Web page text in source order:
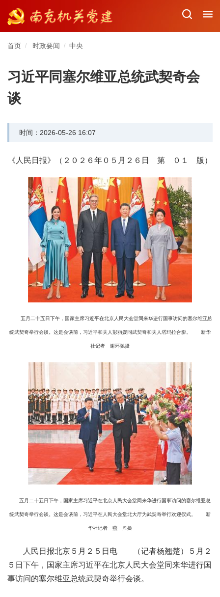
首页 / 时政要闻 / 中央
习近平同塞尔维亚总统武契奇会
谈
时间：2026-05-26 16:07
《人民日报》（２０２６年０５月２６日 第 ０１ 版）
五月二十五日下午，国家主席习近平在北京人民大会堂同来华进行国事访问的塞尔维亚总
统武契奇举行会谈。这是会谈前，习近平和夫人彭丽媛同武契奇和夫人塔玛拉合影。 新华
社记者 谢环驰摄
五月二十五日下午，国家主席习近平在北京人民大会堂同来华进行国事访问的塞尔维亚总
统武契奇举行会谈。这是会谈前，习近平在人民大会堂北大厅为武契奇举行欢迎仪式。 新
华社记者 燕 雁摄
人民日报北京５月２５日电 （记者杨翘楚）５月２
５日下午，国家主席习近平在北京人民大会堂同来华进行国
事访问的塞尔维亚总统武契奇举行会谈。